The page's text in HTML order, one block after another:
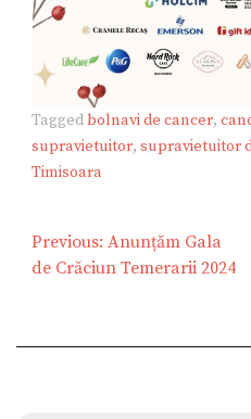
Taggedbolnavi de cancer,
supravietuitor, supravietuitor
Timisoara
Navigare
în
Previous: Anunțăm Gala
de Crăciun Temerarii 2024